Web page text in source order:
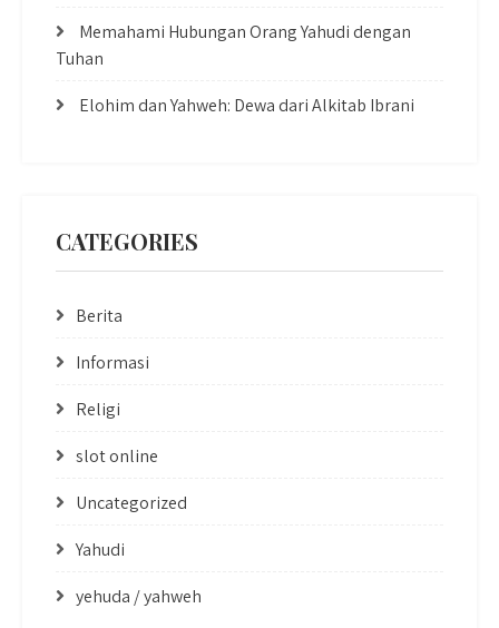
Memahami Hubungan Orang Yahudi dengan
Tuhan
Elohim dan Yahweh: Dewa dari Alkitab Ibrani
CATEGORIES
Berita
Informasi
Religi
slot online
Uncategorized
Yahudi
yehuda / yahweh